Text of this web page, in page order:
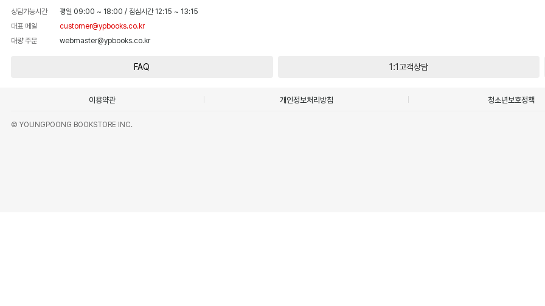
상담가능시간 평일 09:00 ~ 18:00 / 점심시간 12:15 ~ 13:15
대표 메일
customer@ypbooks.co.kr
대량 주문
webmaster@ypbooks.co.kr
FAQ 1:1고객상담
이용약관 개인정보처리방침 청소년보호정책
© YOUNGPOONG BOOKSTORE INC.